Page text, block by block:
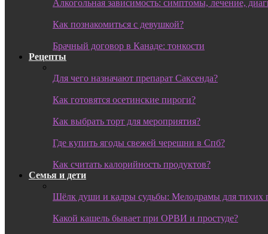
Алкогольная зависимость: симптомы, лечение,
Как познакомиться с девушкой?
Брачный договор в Канаде: тонкости
Рецепты
Для чего назначают препарат Саксенда?
Как готовятся осетинские пироги?
Как выбрать торт для мероприятия?
Где купить ягоды свежей черешни в Спб?
Как считать калорийность продуктов?
Семья и дети
Шёлк души и кадры судьбы: Мелодрамы для тихих
Какой кашель бывает при ОРВИ и простуде?